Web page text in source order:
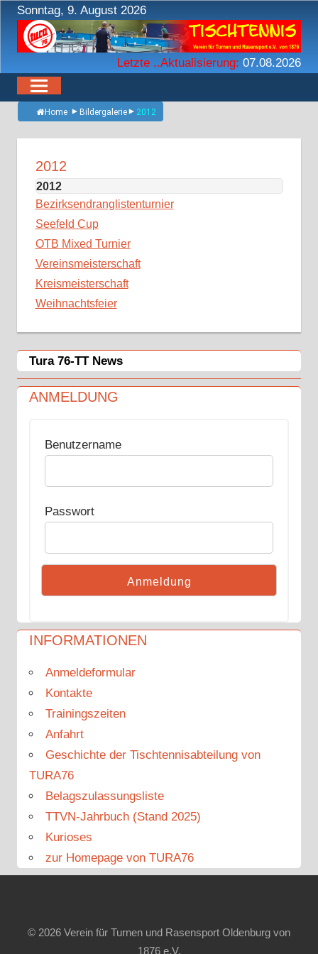
Zum
Inhalt
springen
Sonntag, 9. August 2026
Letzte ..Aktualisierung: 07.08.2026
Home Bildergalerie 2012
2012
2012
Bezirksendranglistenturnier
Seefeld Cup
OTB Mixed Turnier
Vereinsmeisterschaft
Kreismeisterschaft
Weihnachtsfeier
Tura 76-TT News
ANMELDUNG
Benutzername
Passwort
INFORMATIONEN
Anmeldeformular
Kontakte
Trainingszeiten
Anfahrt
Geschichte der Tischtennisabteilung von
TURA76
Belagszulassungsliste
TTVN-Jahrbuch (Stand 2025)
Kurioses
zur Homepage von TURA76
© 2026 Verein für Turnen und Rasensport Oldenburg von
1876 e.V.